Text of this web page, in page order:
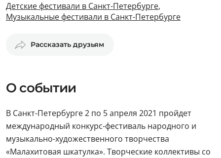
Детские фестивали в Санкт-Петербурге,
Музыкальные фестивали в Санкт-Петербурге
Рассказать друзьям
О событии
В Санкт-Петербурге 2 по 5 апреля 2021 пройдет
международный конкурс-фестиваль народного и
музыкально-художественного творчества
«Малахитовая шкатулка». Творческие коллективы со